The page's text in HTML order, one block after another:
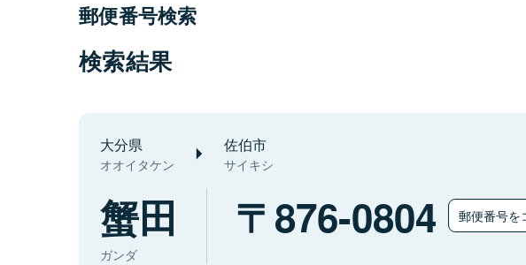
郵便番号検索
検索結果
大分県
オオイタケン
佐伯市
サイキシ
蟹田
ガンダ
876-0804 郵便番号を